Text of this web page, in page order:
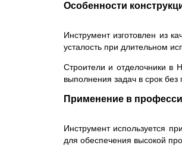
Особенности
Инструмент изготовлен из
усталость при длительном
Строители и отделочники в
выполнения задач в срок без
Применение в
Инструмент используется
для обеспечения высокой